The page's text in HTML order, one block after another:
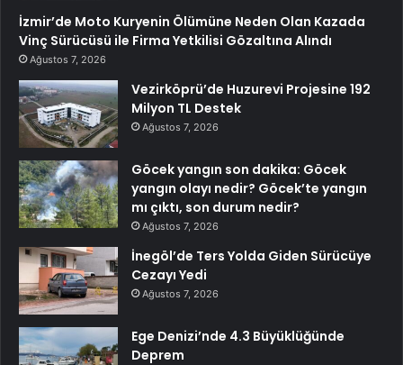
İzmir’de Moto Kuryenin Ölümüne Neden Olan Kazada
Vinç Sürücüsü ile Firma Yetkilisi Gözaltına Alındı
Ağustos 7, 2026
Vezirköprü’de Huzurevi Projesine 192
Milyon TL Destek
Ağustos 7, 2026
Göcek yangın son dakika: Göcek
yangın olayı nedir? Göcek’te yangın
mı çıktı, son durum nedir?
Ağustos 7, 2026
İnegöl’de Ters Yolda Giden Sürücüye
Cezayı Yedi
Ağustos 7, 2026
Ege Denizi’nde 4.3 Büyüklüğünde
Deprem